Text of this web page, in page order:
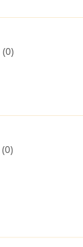
(0)
(0)